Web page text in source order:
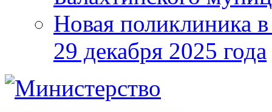
Новая поликлиника
29 декабря 2025 года